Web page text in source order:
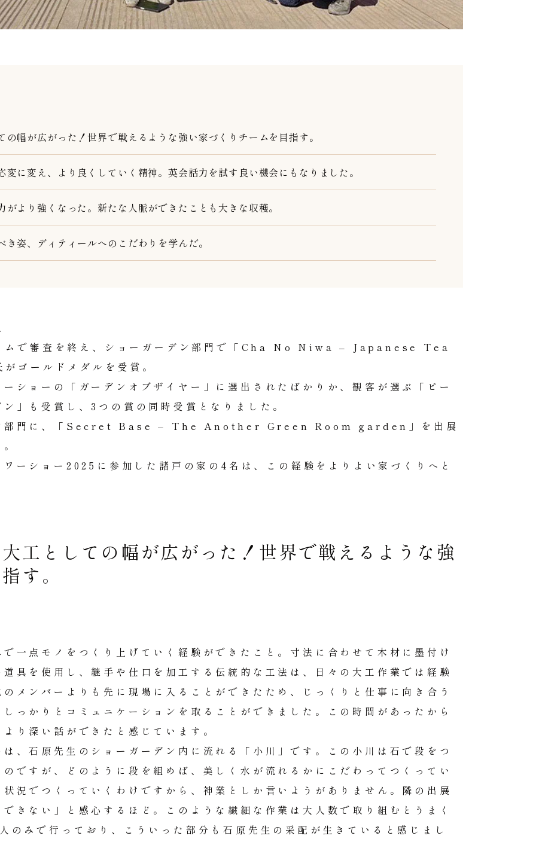
幅が広がった！世界で戦えるような強い家づくりチームを目指す。
に変え、より良くしていく精神。英会話力を試す良い機会にもなりました。
より強くなった。新たな人脈ができたことも大きな収穫。
姿、ディティールへのこだわりを学んだ。
ムで審査を終え、ショーガーデン部門で「Cha No Niwa – Japanese Tea
ゴールドメダルを受賞。
ショーの「ガーデンオブザイヤー」に選出されたばかりか、観客が選ぶ「ピー
」も受賞し、3つの賞の同時受賞となりました。
ン部門に、「Secret Base – The Another Green Room garden」を出展
ーショー2025に参加した諸戸の家の4名は、この経験をよりよい家づくりへと
工としての幅が広がった！世界で戦えるような強
す。
一点モノをつくり上げていく経験ができたこと。寸法に合わせて木材に墨付け
具を使用し、継手や仕口を加工する伝統的な工法は、日々の大工作業では経験
メンバーよりも先に現場に入ることができたため、じっくりと仕事に向き合う
っかりとコミュニケーションを取ることができました。この時間があったから
り深い話ができたと感じています。
、石原先生のショーガーデン内に流れる「小川」です。この小川は石で段をつ
ですが、どのように段を組めば、美しく水が流れるかにこだわってつくってい
況でつくっていくわけですから、神業としか言いようがありません。隣の出展
きない」と感心するほど。このような繊細な作業は大人数で取り組むとうまく
のみで行っており、こういった部分も石原先生の采配が生きていると感じまし